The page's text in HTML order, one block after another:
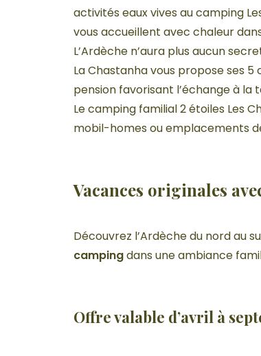
activités eaux vives au camping
vous accueillent avec chaleur
L’Ardèche n’aura plus aucun
La Chastanha vous propose ses
pension favorisant l’échange à la
Le camping familial 2 étoiles Les
mobil-homes ou emplacements
Vacances originales
Découvrez l’Ardèche du nord au
campingdans une ambiance
Offre valable d’avril à